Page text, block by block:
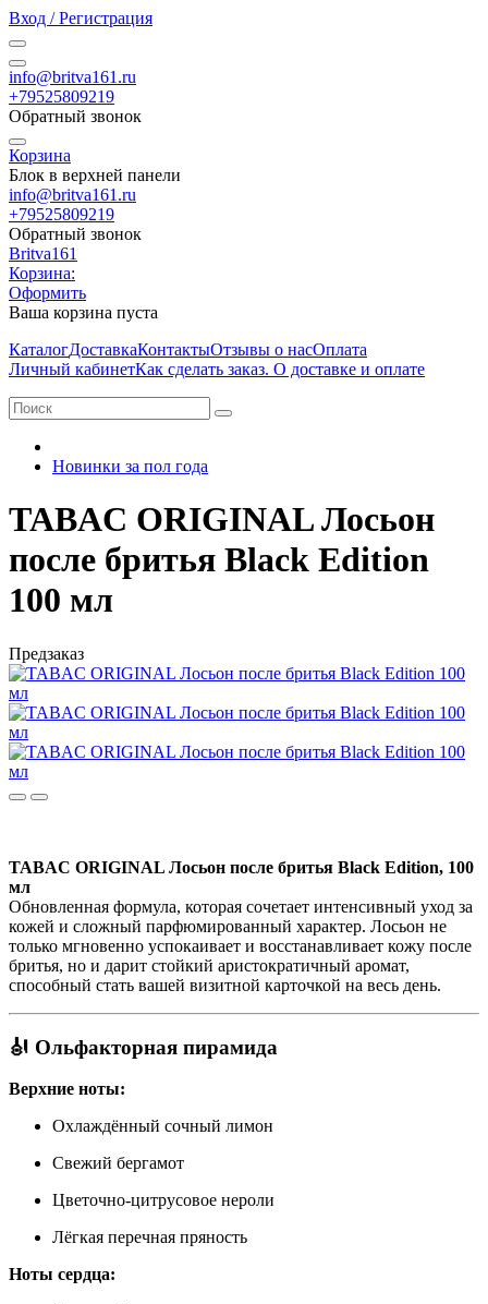
Вход / Регистрация
info@britva161.ru
+79525809219
Обратный звонок
Корзина
Блок в верхней панели
info@britva161.ru
+79525809219
Обратный звонок
Britva161
Корзина:
Оформить
Ваша корзина пуста
КаталогДоставкаКонтактыОтзывы о насОплата
Личный кабинетКак сделать заказ. О доставке и оплате
Новинки за пол года
TABAC ORIGINAL Лосьон
после бритья Black Edition
100 мл
Предзаказ
TABAC ORIGINAL Лосьон после бритья Black Edition, 100
мл
Обновленная формула, которая сочетает интенсивный уход за
кожей и сложный парфюмированный характер. Лосьон не
только мгновенно успокаивает и восстанавливает кожу после
бритья, но и дарит стойкий аристократичный аромат,
способный стать вашей визитной карточкой на весь день.
🎻 Ольфакторная пирамида
Верхние ноты:
Охлаждённый сочный лимон
Свежий бергамот
Цветочно-цитрусовое нероли
Лёгкая перечная пряность
Ноты сердца: